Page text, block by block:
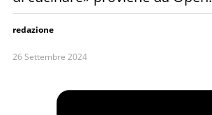
redazione
26 Settembre 2024